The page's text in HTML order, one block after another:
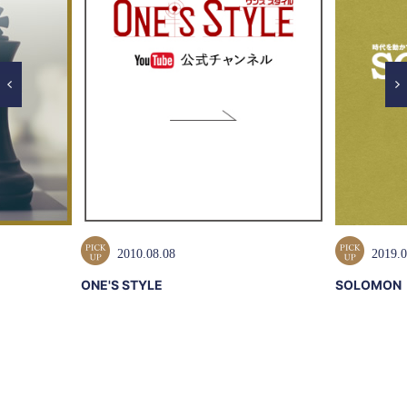
2010.08.08
ONE'S STYLE SOLOMON